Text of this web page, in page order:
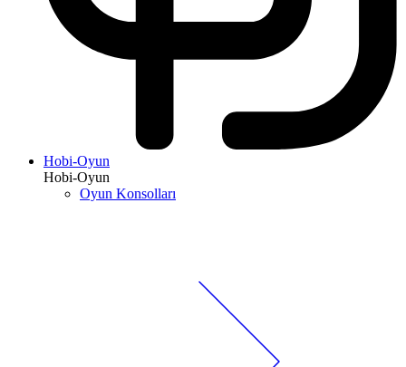
Hobi-Oyun
Hobi-Oyun
Oyun Konsolları